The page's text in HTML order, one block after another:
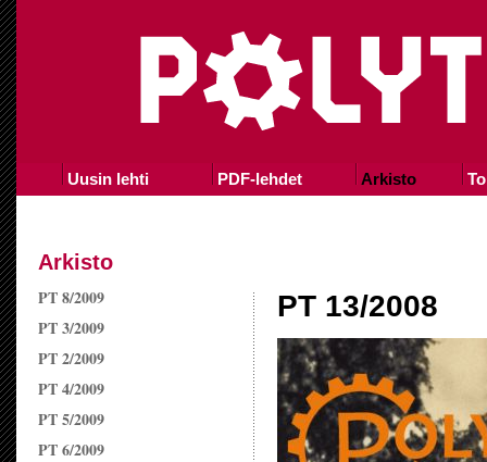
Uusin lehti PDF-lehdet Arkisto
Arkisto
PT 8/2009
PT 3/2009
PT 2/2009
PT 4/2009
PT 5/2009
PT 6/2009
PT 13/2008